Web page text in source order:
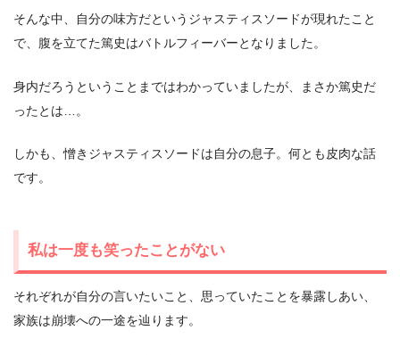
そんな中、自分の味方だというジャスティスソードが現れたこと
で、腹を立てた篤史はバトルフィーバーとなりました。
身内だろうということまではわかっていましたが、まさか篤史だ
ったとは…。
しかも、憎きジャスティスソードは自分の息子。何とも皮肉な話
です。
私は一度も笑ったことがない
それぞれが自分の言いたいこと、思っていたことを暴露しあい、
家族は崩壊への一途を辿ります。